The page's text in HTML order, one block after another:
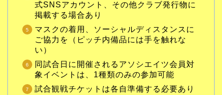
式SNSアカウント、その他クラブ発行物に
掲載する場合あり
マスクの着用、ソーシャルディスタンスに
ご協力を（ピッチ内備品には手を触れな
い）
同試合日に開催されるアソシエイツ会員対
象イベントは、1種類のみの参加可能
試合観戦チケットは各自準備する必要あり